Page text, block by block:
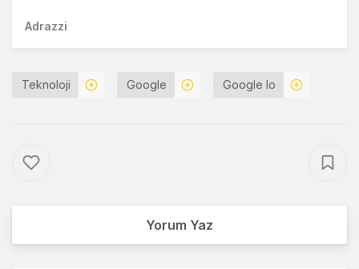
Adrazzi
Teknoloji Google Google Io
Yorum Yaz